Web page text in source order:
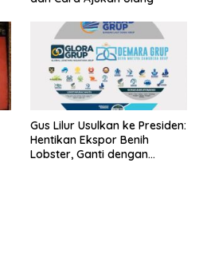
Gus Lilur Usulkan ke Presiden:
Hentikan Ekspor Benih
Lobster, Ganti dengan